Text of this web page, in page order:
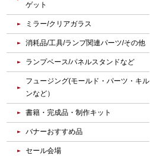
ゲット
ミラー/クリアガラス
消耗品/工具/ランプ関連パーツ/その他
ランプベース/パネルスタンドなど
フュージング(モールド・パーツ・キル
ンなど）
書籍・完成品・制作キット
バナーおすすめ品
セール会場